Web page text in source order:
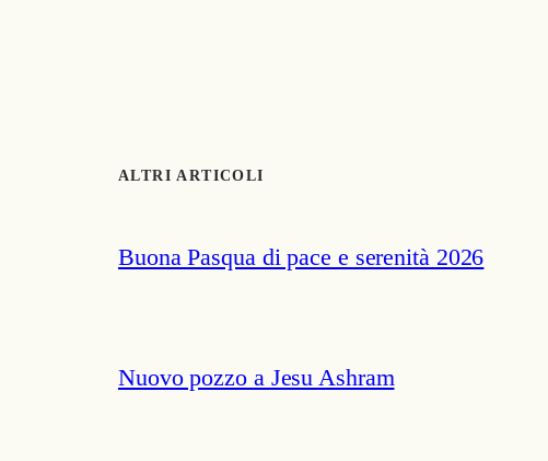
ALTRI ARTICOLI
Buona Pasqua di pace e serenità 2026
Nuovo pozzo a Jesu Ashram